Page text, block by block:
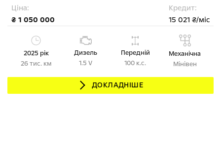
Ціна:
₴ 1 050 000
Кредит:
15 021 ₴/міс
2025 рік
26 тис. км
Дизель
1.5 V
Передній
100 к.с.
Механічна
Мінівен
ДОКЛАДНІШЕ